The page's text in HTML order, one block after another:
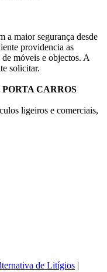
a maior segurança desde
providencia as
móveis e objectos. A
solicitar.
CARROS
ligeiros e comerciais,
de Litígios |